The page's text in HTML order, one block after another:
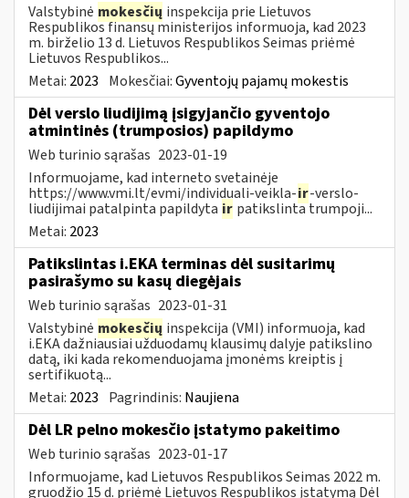
Valstybinė mokesčių inspekcija prie Lietuvos
Respublikos finansų ministerijos informuoja, kad 2023
m. birželio 13 d. Lietuvos Respublikos Seimas priėmė
Lietuvos Respublikos...
Metai: 2023 Mokesčiai:Gyventojų pajamų mokestis
Dėl verslo liudijimą įsigyjančio gyventojo
atmintinės (trumposios) papildymo
Web turinio sąrašas 2023-01-19
Informuojame, kad interneto svetainėje
https://www.vmi.lt/evmi/individuali-veikla-ir-verslo-
liudijimai patalpinta papildyta ir patikslinta trumpoji...
Metai: 2023
Patikslintas i.EKA terminas dėl susitarimų
pasirašymo su kasų diegėjais
Web turinio sąrašas 2023-01-31
Valstybinė mokesčių inspekcija (VMI) informuoja, kad
i.EKA dažniausiai užduodamų klausimų dalyje patikslino
datą, iki kada rekomenduojama įmonėms kreiptis į
sertifikuotą...
Metai: 2023 Pagrindinis: Naujiena
Dėl LR pelno mokesčio įstatymo pakeitimo
Web turinio sąrašas 2023-01-17
Informuojame, kad Lietuvos Respublikos Seimas 2022 m.
gruodžio 15 d. priėmė Lietuvos Respublikos įstatymą Dėl